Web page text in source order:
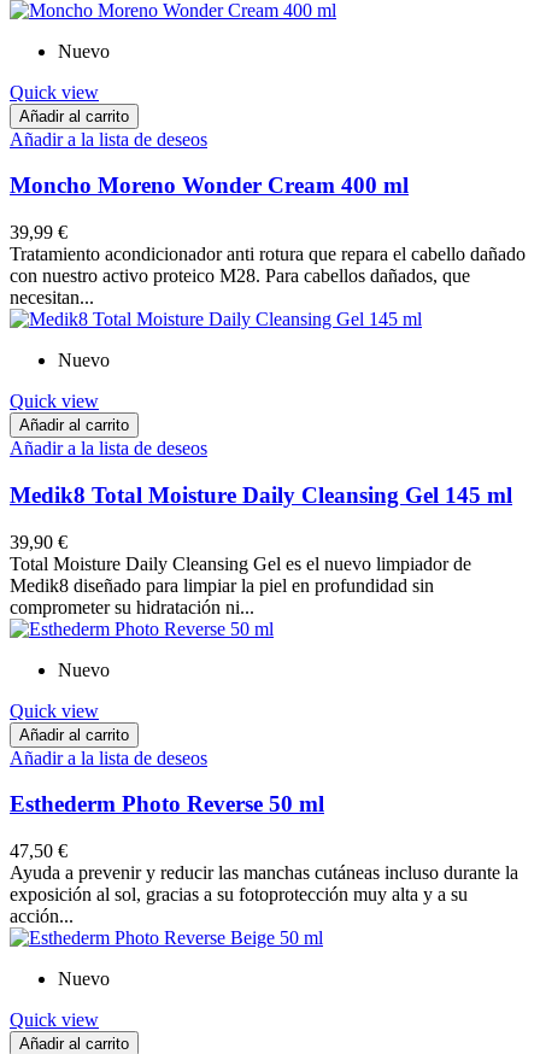
Nuevo
Quick view
Añadir al carrito
Añadir a la lista de deseos
Moncho Moreno Wonder Cream 400 ml
39,99 €
Tratamiento acondicionador anti rotura que repara el cabello dañado
con nuestro activo proteico M28. Para cabellos dañados, que
necesitan...
Nuevo
Quick view
Añadir al carrito
Añadir a la lista de deseos
Medik8 Total Moisture Daily Cleansing Gel 145 ml
39,90 €
Total Moisture Daily Cleansing Gel es el nuevo limpiador de
Medik8 diseñado para limpiar la piel en profundidad sin
comprometer su hidratación ni...
Nuevo
Quick view
Añadir al carrito
Añadir a la lista de deseos
Esthederm Photo Reverse 50 ml
47,50 €
Ayuda a prevenir y reducir las manchas cutáneas incluso durante la
exposición al sol, gracias a su fotoprotección muy alta y a su
acción...
Nuevo
Quick view
Añadir al carrito